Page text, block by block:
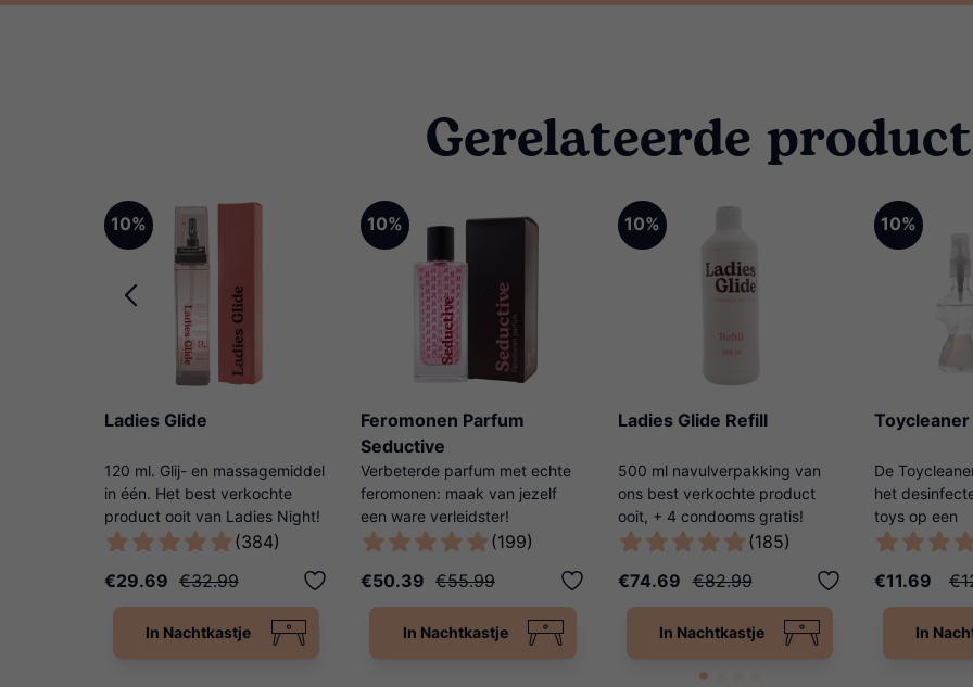
Gerelateerde
10%
Ladies Glide
120 ml. Glij- en massagemiddel
in één. Het best verkochte
product ooit van Ladies Night!
(384)
€29.69 €32.99
In Nachtkastje
10%
Feromonen Parfum
Seductive
Verbeterde parfum met echte
feromonen: maak van jezelf
een ware verleidster!
(199)
€50.39 €55.99
In Nachtkastje
10%
Ladies Glide Refill
500 ml navulverpakking van
ons best verkochte product
ooit, + 4 condooms gratis!
(185)
€74.69 €82.99
In Nachtkastje
10%
Toycleaner
De
het
toys op een
€11.69
In